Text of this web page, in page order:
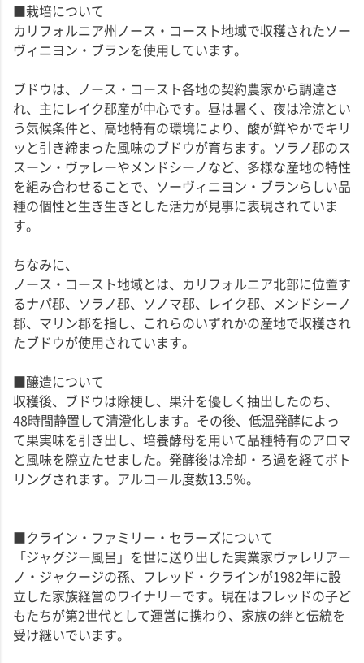
■栽培について
カリフォルニア州ノース・コースト地域で収穫されたソー
ヴィニヨン・ブランを使用しています。
ブドウは、ノース・コースト各地の契約農家から調達さ
れ、主にレイク郡産が中心です。昼は暑く、夜は冷涼とい
う気候条件と、高地特有の環境により、酸が鮮やかでキリ
ッと引き締まった風味のブドウが育ちます。ソラノ郡のス
スーン・ヴァレーやメンドシーノなど、多様な産地の特性
を組み合わせることで、ソーヴィニヨン・ブランらしい品
種の個性と生き生きとした活力が見事に表現されていま
す。
ちなみに、
ノース・コースト地域とは、カリフォルニア北部に位置す
るナパ郡、ソラノ郡、ソノマ郡、レイク郡、メンドシーノ
郡、マリン郡を指し、これらのいずれかの産地で収穫され
たブドウが使用されています。
■醸造について
収穫後、ブドウは除梗し、果汁を優しく抽出したのち、
48時間静置して清澄化します。その後、低温発酵によっ
て果実味を引き出し、培養酵母を用いて品種特有のアロマ
と風味を際立たせました。発酵後は冷却・ろ過を経てボト
リングされます。アルコール度数13.5％。
■クライン・ファミリー・セラーズについて
「ジャグジー風呂」を世に送り出した実業家ヴァレリアー
ノ・ジャクージの孫、フレッド・クラインが1982年に設
立した家族経営のワイナリーです。現在はフレッドの子ど
もたちが第2世代として運営に携わり、家族の絆と伝統を
受け継いでいます。